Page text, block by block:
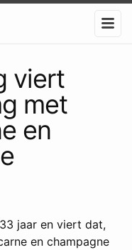
viert
met
en
jaar en viert dat,
en champagne